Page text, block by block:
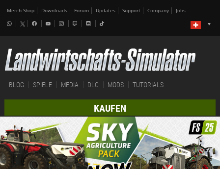
Merch-Shop Downloads Forum Updates Support Company Jobs
BLOG SPIELE MEDIA DLC MODS TUTORIALS
KAUFEN